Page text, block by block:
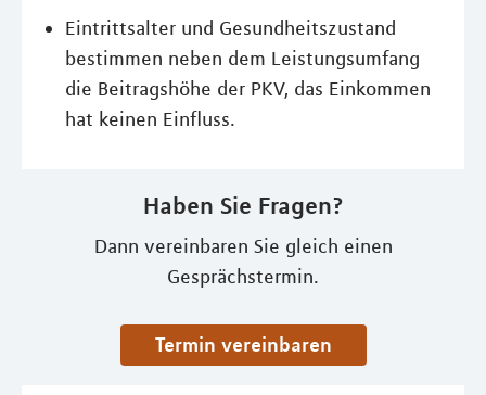
Eintrittsalter und Gesundheitszustand
bestimmen neben dem Leistungsumfang
die Beitragshöhe der PKV, das Einkommen
hat keinen Einfluss.
Haben Sie Fragen?
Dann vereinbaren Sie gleich einen
Gesprächstermin.
Termin vereinbaren